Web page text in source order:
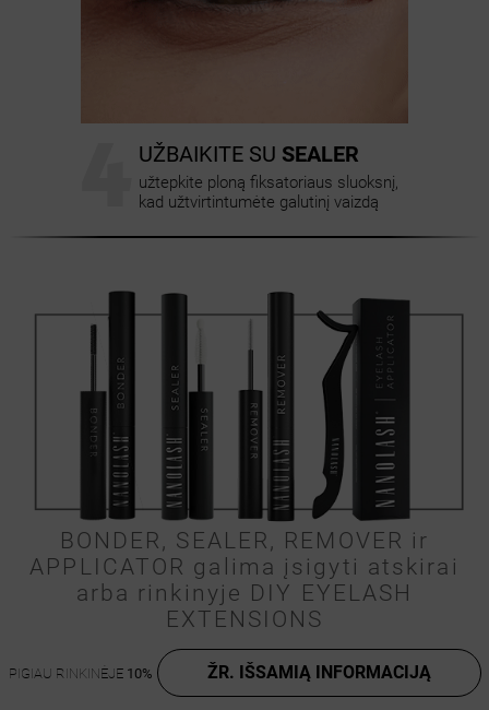
UŽBAIKITE SU SEALER
užtepkite ploną fiksatoriaus sluoksnį,
kad užtvirtintumėte galutinį vaizdą
BONDER, SEALER, REMOVER ir
APPLICATOR galima įsigyti atskirai
arba rinkinyje DIY EYELASH
EXTENSIONS
PIGIAU RINKINĖJE 10% ŽR. IŠSAMIĄ INFORMACIJĄ